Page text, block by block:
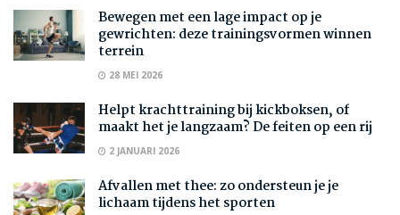
Bewegen met een lage impact op je
gewrichten: deze trainingsvormen winnen
terrein
28 MEI 2026
Helpt krachttraining bij kickboksen, of
maakt het je langzaam? De feiten op een rij
2 JANUARI 2026
Afvallen met thee: zo ondersteun je je
lichaam tijdens het sporten